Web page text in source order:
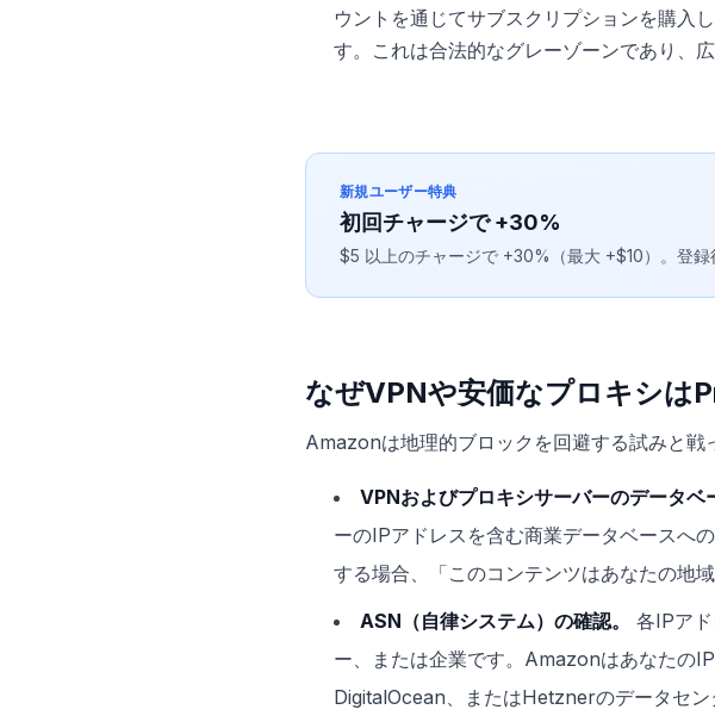
ウントを通じてサブスクリプションを購入
す。これは合法的なグレーゾーンであり、広
新規ユーザー特典
初回チャージで +30%
$5 以上のチャージで +30%（最大 +$10）。登録
なぜVPNや安価なプロキシは
Amazonは地理的ブロックを回避する試みと戦
VPNおよびプロキシサーバーのデータベ
ーのIPアドレスを含む商業データベースへ
する場合、「このコンテンツはあなたの地
ASN（自律システム）の確認。
各IPア
ー、または企業です。Amazonはあなたの
DigitalOcean、またはHetznerのデータセ